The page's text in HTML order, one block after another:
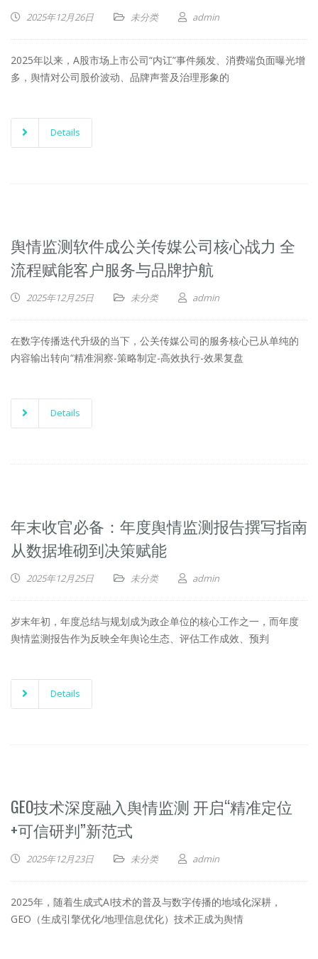
2025年12月26日 未分类 admin
2025年以来，A股市场上市公司“内讧”事件频发、消费端负面曝光增
多，舆情对公司股价波动、品牌声誉及治理形象的
Details
舆情监测软件成公关传媒公司核心战力 全
流程赋能客户服务与品牌护航
2025年12月25日 未分类 admin
在数字传播迭代升级的当下，公关传媒公司的服务核心已从单纯的
内容输出转向“精准洞察-策略制定-高效执行-效果复盘
Details
年末收官必备：年度舆情监测报告撰写指南
从数据堆砌到决策赋能
2025年12月25日 未分类 admin
岁末年初，年度总结与规划成为政企单位的核心工作之一，而年度
舆情监测报告作为反映全年舆论生态、评估工作成效、预判
Details
GEO技术深度融入舆情监测 开启“精准定位
+可信研判”新范式
2025年12月23日 未分类 admin
2025年，随着生成式AI技术的普及与数字传播的地域化深耕，
GEO（生成引擎优化/地理信息优化）技术正成为舆情